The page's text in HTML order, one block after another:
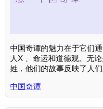
中国奇谭的魅力在于它们
人X 、命运和道德观。无
姓，他们的故事反映了人
中国奇谭